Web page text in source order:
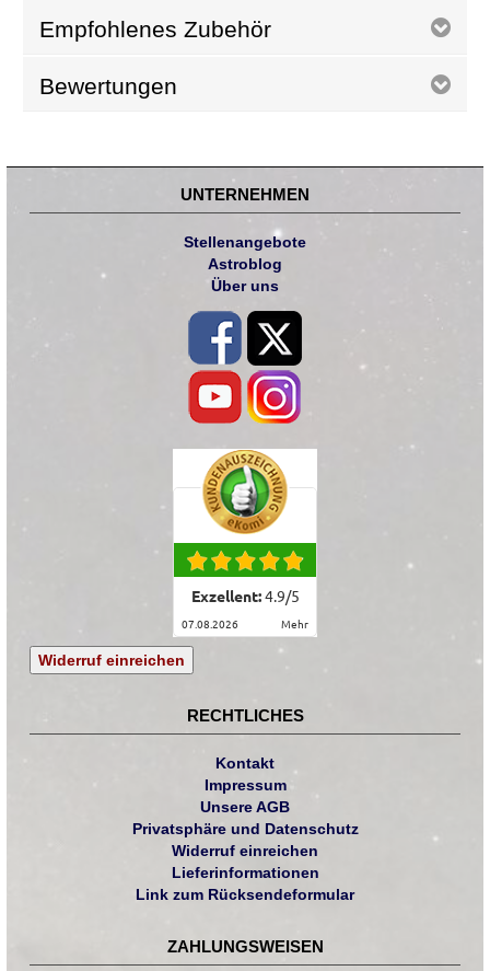
Empfohlenes Zubehör
Bewertungen
UNTERNEHMEN
Stellenangebote
Astroblog
Über uns
Exzellent:4.9/5
07.08.2026 mehr
Widerruf einreichen
RECHTLICHES
Kontakt
Impressum
Unsere AGB
Privatsphäre und Datenschutz
Widerruf einreichen
Lieferinformationen
Link zum Rücksendeformular
ZAHLUNGSWEISEN